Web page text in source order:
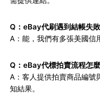
Q：eBay代刷遇到結帳失
A：能，我們有多張美國信
Q：eBay代標拍賣流程怎
A：客人提供拍賣商品編號
知結果。